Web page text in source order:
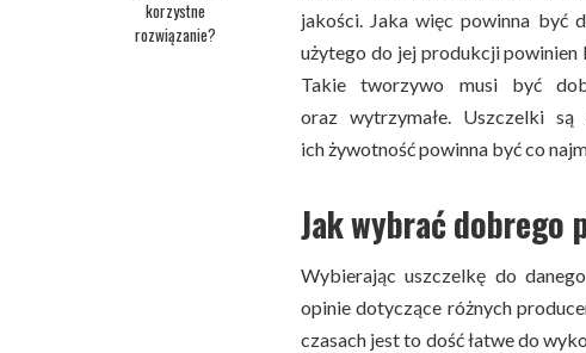
korzystne
rozwiązanie?
jakości. Jaka więc powinna być
użytego do jej produkcji powinien
Takie tworzywo musi być
oraz wytrzymałe. Uszczelki
ich żywotność powinna być co
Jak wybrać dobrego
Wybierając uszczelkę do
opinie dotyczące różnych
czasach jest to dość łatwe do